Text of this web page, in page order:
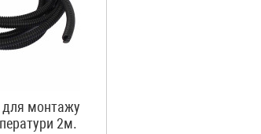
для монтажу
2м.